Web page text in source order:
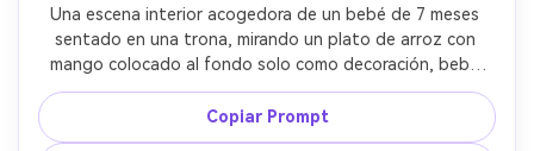
Una escena interior acogedora de un bebé de 7 meses
sentado en una trona, mirando un plato de arroz con
mango colocado al fondo solo como decoración, bebé
con body blanco suave y babero amarillo, luz cálida de
cocina, Nikon Z6II, 50mm f/1.8, poca profundidad de
campo, enfoque en los ojos del bebé, fotorrealista,
Copiar Prompt